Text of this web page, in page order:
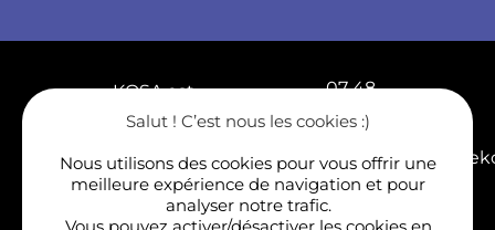
KOSA est
une
agence
de
communication
spécialisée
dans le
A
PROPOS
07 48
01
Lorient
et
© 2023 | Tous
Personnaliser
les cookies
Réalisé par
Salut ! C’est nous les cookies :)
Nous utilisons des cookies pour vous offrir une
meilleure expérience de navigation et pour
analyser notre trafic.